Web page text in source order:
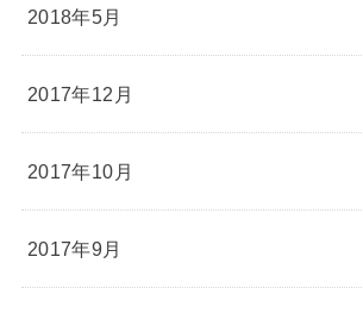
2018年5月
2017年12月
2017年10月
2017年9月